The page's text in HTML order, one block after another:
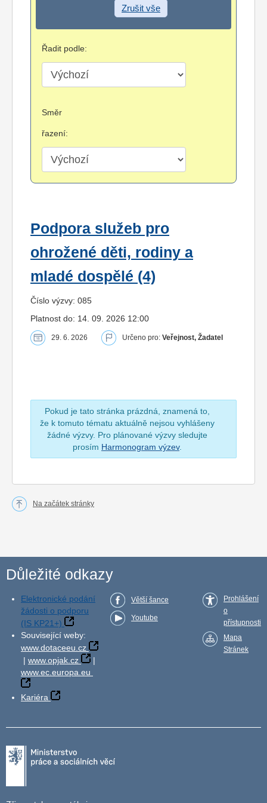
Zrušit vše
Řadit podle:
Směr
řazení:
Podpora služeb pro
ohrožené děti, rodiny a
mladé dospělé (4)
Číslo výzvy: 085
Platnost do: 14. 09. 2026 12:00
29. 6. 2026 Určeno pro: Veřejnost, Žadatel
Pokud je tato stránka prázdná, znamená to,
že k tomuto tématu aktuálně nejsou vyhlášeny
žádné výzvy. Pro plánované výzvy sledujte
prosím Harmonogram výzev.
Na začátek stránky
Důležité odkazy
Elektronické podání
žádosti o podporu
(IS KP21+)
Související weby:
www.dotaceeu.cz
| www.opjak.cz
|
www.ec.europa.eu
Kariéra
Větší šance
Youtube
Prohlášení
o
přístupnosti
Mapa
Stránek